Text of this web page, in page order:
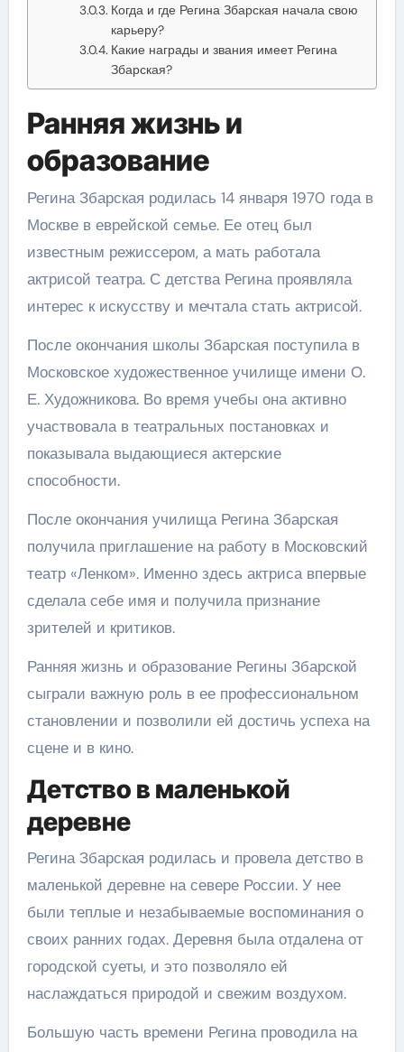
Когда и где Регина Збарская начала свою
карьеру?
Какие награды и звания имеет Регина
Збарская?
Ранняя жизнь и
образование
Регина Збарская родилась 14 января 1970 года в
Москве в еврейской семье. Ее отец был
известным режиссером, а мать работала
актрисой театра. С детства Регина проявляла
интерес к искусству и мечтала стать актрисой.
После окончания школы Збарская поступила в
Московское художественное училище имени О.
Е. Художникова. Во время учебы она активно
участвовала в театральных постановках и
показывала выдающиеся актерские
способности.
После окончания училища Регина Збарская
получила приглашение на работу в Московский
театр «Ленком». Именно здесь актриса впервые
сделала себе имя и получила признание
зрителей и критиков.
Ранняя жизнь и образование Регины Збарской
сыграли важную роль в ее профессиональном
становлении и позволили ей достичь успеха на
сцене и в кино.
Детство в маленькой
деревне
Регина Збарская родилась и провела детство в
маленькой деревне на севере России. У нее
были теплые и незабываемые воспоминания о
своих ранних годах. Деревня была отдалена от
городской суеты, и это позволяло ей
наслаждаться природой и свежим воздухом.
Большую часть времени Регина проводила на